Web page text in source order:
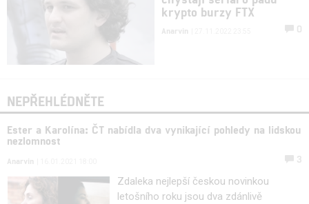
krypto burzy FTX
Anarvin 0
NEPŘEHLÉDNĚTE
Ester a Karolína: ČT nabídla dva vynikající pohledy na lidskou
nezlomnost
Anarvin 3
Zdaleka nejlepší českou novinkou
letošního roku jsou dva zdánlivě